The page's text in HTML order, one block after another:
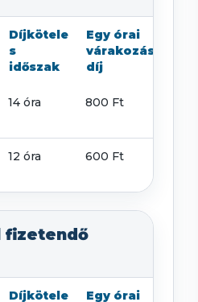
Díjkötele
s
időszak
Egy órai
várakozási
díj
14 óra 800 Ft
12 óra 600 Ft
fizetendő
Díjkötele Egy órai